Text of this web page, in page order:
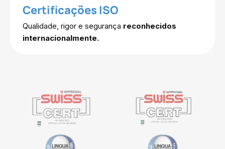
Certificações ISO
Qualidade, rigor e segurança reconhecidos
internacionalmente.